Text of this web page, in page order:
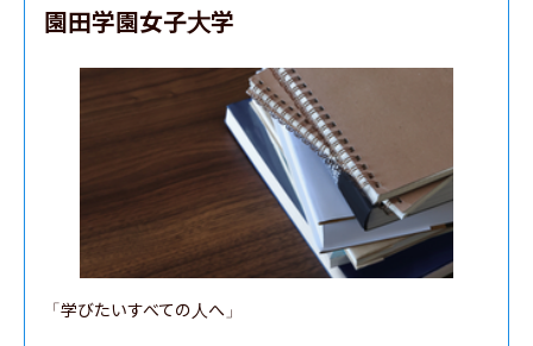
園田学園女子大学
「学びたいすべての人へ」